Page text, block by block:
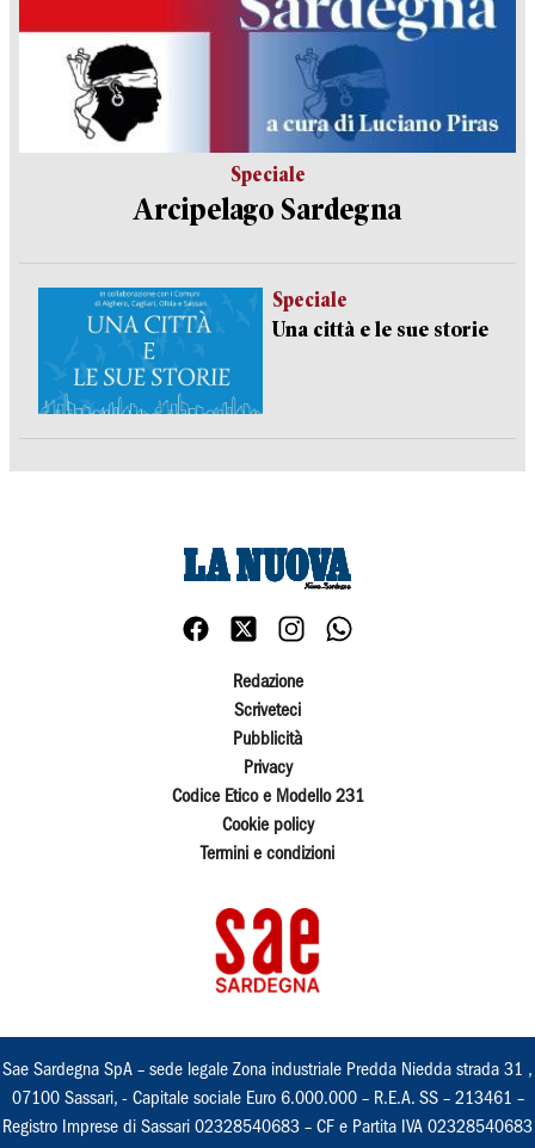
Speciale
Arcipelago Sardegna
Speciale
Una città e le sue storie
Redazione
Scriveteci
Pubblicità
Privacy
Codice Etico e Modello 231
Cookie policy
Termini e condizioni
Sae Sardegna SpA – sede legale Zona industriale Predda Niedda strada 31 ,
07100 Sassari, - Capitale sociale Euro 6.000.000 – R.E.A. SS – 213461 –
Registro Imprese di Sassari 02328540683 – CF e Partita IVA 02328540683